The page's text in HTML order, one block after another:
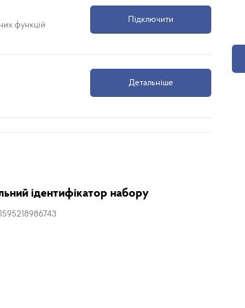
функцій
Підключити
Детальніше
ідентифікатор набору